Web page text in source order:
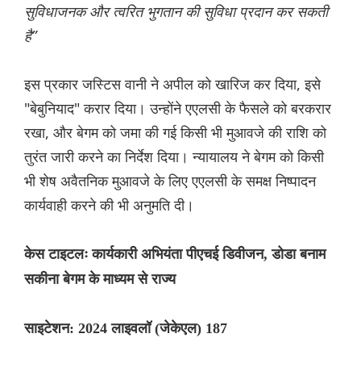
सुविधाजनक और त्वरित भुगतान की सुविधा प्रदान कर सकती
है”
इस प्रकार जस्टिस वानी ने अपील को खारिज कर दिया, इसे
"बेबुनियाद" करार दिया। उन्होंने एएलसी के फैसले को बरकरार
रखा, और बेगम को जमा की गई किसी भी मुआवजे की राशि को
तुरंत जारी करने का निर्देश दिया। न्यायालय ने बेगम को किसी
भी शेष अवैतनिक मुआवजे के लिए एएलसी के समक्ष निष्पादन
कार्यवाही करने की भी अनुमति दी।
केस टाइटलः कार्यकारी अभियंता पीएचई डिवीजन, डोडा बनाम
सकीना बेगम के माध्यम से राज्य
साइटेशन: 2024 लाइवलॉ (जेकेएल) 187